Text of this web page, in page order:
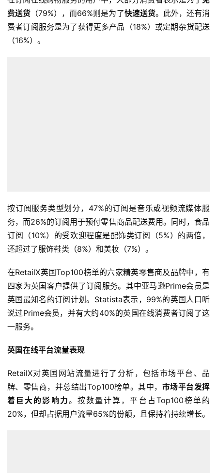
费送货 （79%），而66%则是为了快速送货。此外，还有消
费者订阅服务是为了获得更多产品（18%）或定期杂货配送
（16%）。
按订阅服务类型划分，47%的订阅是音乐或视频流媒体服
务，而26%的订阅用于预付零售商品配送费用。同时，食品
订阅（10%）的受欢迎程度是配饰类订阅（5%）的两倍，
还超过了服饰鞋类（8%）和美妆（7%）。
在RetailX英国Top100榜单的六家精英零售商及品牌中，有
四家为英国客户提供了订阅服务。其中亚马逊Prime会员是
英国最知名的订阅计划。Statista表示，99%的英国人口听
说过Prime会员，并有大约40%的英国在线消费者订阅了这
一服务。
英国在线平台流量表现
RetailX对英国网站流量进行了分析，包括市场平台、品
牌、零售商，并总结出Top100榜单。其中， 市场平台发挥
着巨大的影响力。按数量计算，平台占Top100榜单的
20%，但却占据用户流量65%的份额，且保持着持续增长。